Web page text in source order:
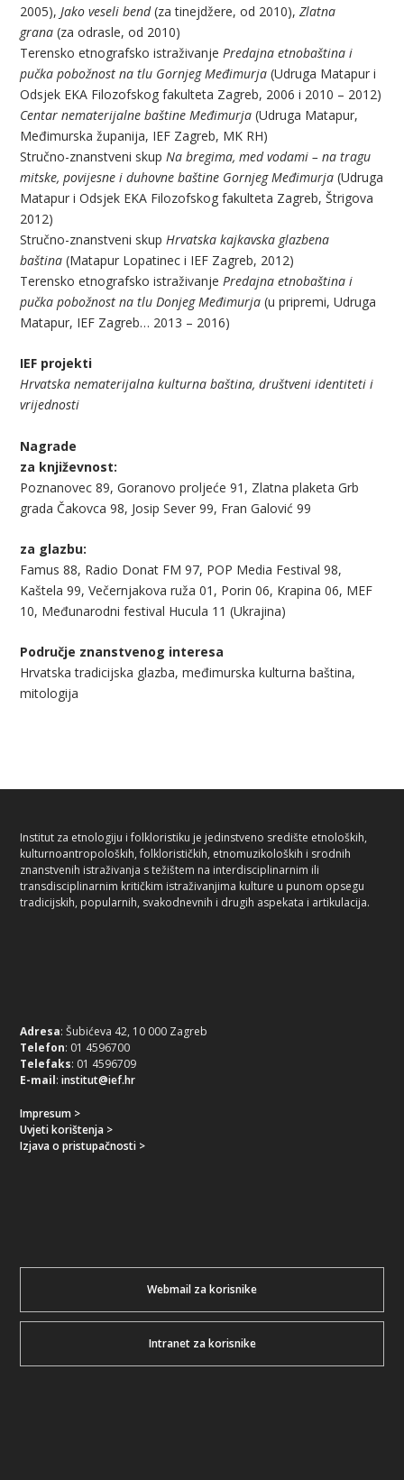
2005),Jako veseli bend(za tinejdžere, od 2010),Zlatna
grana(za odrasle, od 2010)
Terensko etnografsko istraživanjePredajna etnobaština i
pučka pobožnost na tlu Gornjeg Međimurja (Udruga Matapur i
Odsjek EKA Filozofskog fakulteta Zagreb, 2006 i 2010 – 2012)
Centar nematerijalne baštine Međimurja(Udruga Matapur,
Međimurska županija, IEF Zagreb, MK RH)
Stručno-znanstveni skupNa bregima, med vodami – na tragu
mitske, povijesne i duhovne baštine Gornjeg Međimurja(Udruga
Matapur i Odsjek EKA Filozofskog fakulteta Zagreb, Štrigova
2012)
Stručno-znanstveni skupHrvatska kajkavska glazbena
baština(Matapur Lopatinec i IEF Zagreb, 2012)
Terensko etnografsko istraživanjePredajna etnobaština i
pučka pobožnost na tlu Donjeg Međimurja (u pripremi, Udruga
Matapur, IEF Zagreb… 2013 – 2016)
IEF projekti
Hrvatska nematerijalna kulturna baština, društveni identiteti i
vrijednosti
Nagrade
za književnost:
Poznanovec 89, Goranovo proljeće 91, Zlatna plaketa Grb
grada Čakovca 98, Josip Sever 99, Fran Galović 99
za glazbu:
Famus 88, Radio Donat FM 97, POP Media Festival 98,
Kaštela 99, Večernjakova ruža 01, Porin 06, Krapina 06, MEF
10, Međunarodni festival Hucula 11 (Ukrajina)
Područje znanstvenog interesa
Hrvatska tradicijska glazba, međimurska kulturna baština,
mitologija
Institut za etnologiju i folkloristiku je jedinstveno središte etnoloških,
kulturnoantropoloških, folklorističkih, etnomuzikoloških i srodnih
znanstvenih istraživanja s težištem na interdisciplinarnim ili
transdisciplinarnim kritičkim istraživanjima kulture u punom opsegu
tradicijskih, popularnih, svakodnevnih i drugih aspekata i artikulacija.
Adresa: Šubićeva 42, 10 000 Zagreb
Telefon: 01 4596700
Telefaks: 01 4596709
E-mail:institut@ief.hr
Impresum >
Uvjeti korištenja >
Izjava o pristupačnosti >
Webmail za korisnike
Intranet za korisnike